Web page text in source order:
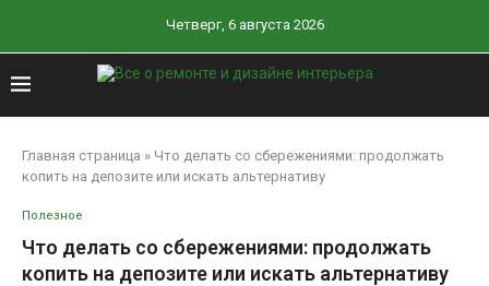
Четверг, 6 августа 2026
Главная страница » Что делать со сбережениями: продолжать
копить на депозите или искать альтернативу
Полезное
Что делать со сбережениями: продолжать
копить на депозите или искать альтернативу